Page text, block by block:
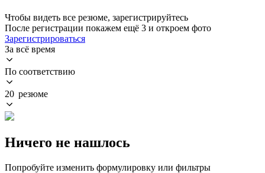
Чтобы видеть все резюме, зарегистрируйтесь
После регистрации покажем ещё 3 и откроем фото
Зарегистрироваться
За всё время
По соответствию
20 резюме
Ничего не нашлось
Попробуйте изменить формулировку или фильтры